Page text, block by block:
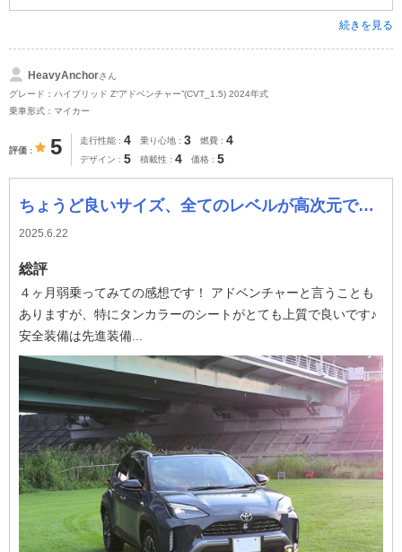
続きを見る
HeavyAnchorさん
グレード：ハイブリッド Z“アドベンチャー”(CVT_1.5) 2024年式
乗車形式：マイカー
評価 5 走行性能 4 乗り心地 3 燃費 4
デザイン 5 積載性 4 価格 5
ちょうど良いサイズ、全てのレベルが高次元で大満足な１台！
2025.6.22
総評
４ヶ月弱乗ってみての感想です！ アドベンチャーと言うことも
ありますが、特にタンカラーのシートがとても上質で良いです♪
安全装備は先進装備...